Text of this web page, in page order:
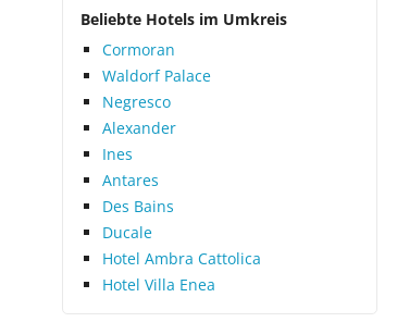
Beliebte Hotels im Umkreis
Cormoran
Waldorf Palace
Negresco
Alexander
Ines
Antares
Des Bains
Ducale
Hotel Ambra Cattolica
Hotel Villa Enea